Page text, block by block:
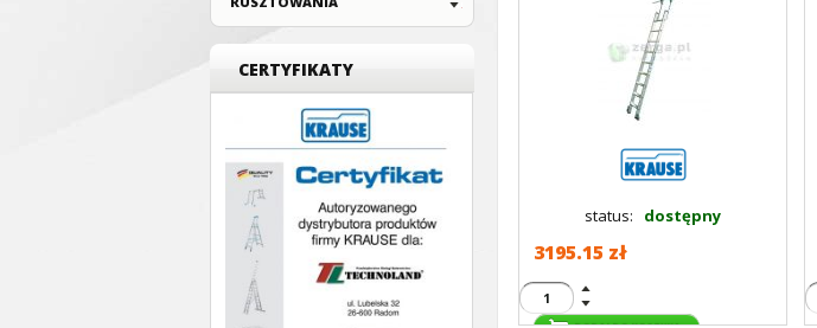
CERTYFIKATY
status: dostępny
3195.15 zł